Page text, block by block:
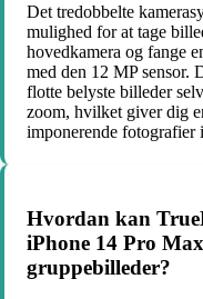
Det tredobbelte
mulighed for at tage
hovedkamera og fange
med den 12 MP sensor.
flotte belyste billeder
zoom, hvilket giver dig
imponerende fotografier
Hvordan kan
iPhone 14 Pro
gruppebilleder?